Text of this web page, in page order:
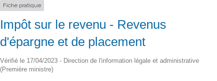
Fiche pratique
Impôt sur le revenu - Revenus
d'épargne et de placement
Vérifié le 17/04/2023 - Direction de l'information légale et administrative
(Première ministre)